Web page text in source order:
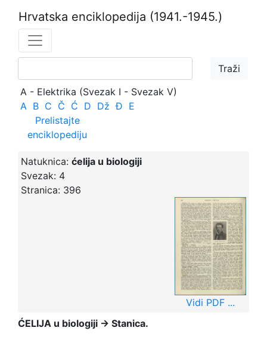
Hrvatska enciklopedija (1941.-1945.)
A - Elektrika (Svezak I - Svezak V)
A B C Č Ć D Dž Đ E
Prelistajte
enciklopediju
Natuknica: ćelija u biologiji
Svezak: 4
Stranica: 396
Vidi PDF ...
ĆELIJA u biologiji → Stanica.